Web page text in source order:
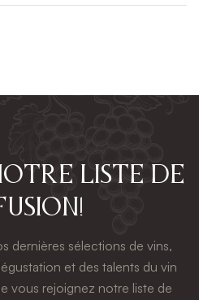
liste de
dernières sélections de vins,
et des talents du vin
vous rejoignez notre liste de